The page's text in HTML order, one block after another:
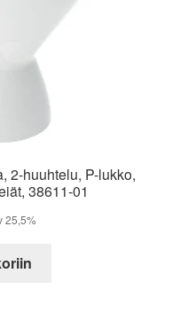
2-huuhtelu, P-lukko,
38611-01
25,5%